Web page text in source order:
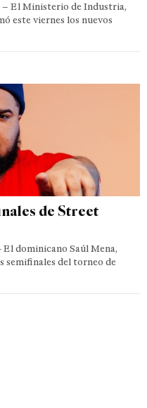
El Ministerio de Industria,
este viernes los nuevos
de Street
dominicano Saúl Mena,
semifinales del torneo de